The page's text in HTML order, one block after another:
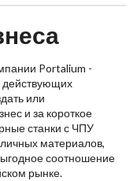
Portalium -
или
и за короткое
станки с ЧПУ
материалов,
соотношение
рынке.